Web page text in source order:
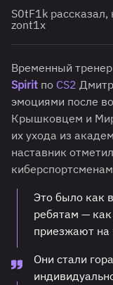
S0tF1k рассказал,
zont1x
Временный тренер
Spirit по CS2
эмоциями после
Крышковцем и
их ухода из
наставник
Это было как
ребятам —
приезжают на
Они стали